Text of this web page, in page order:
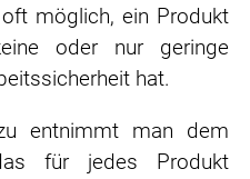
möglich, ein Produkt
oder nur geringe
hat.
entnimmt man dem
für jedes Produkt